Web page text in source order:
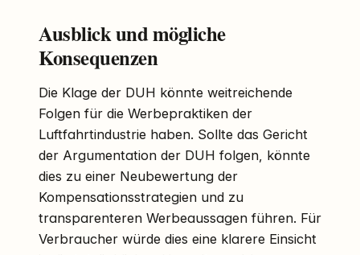
Ausblick und mögliche
Konsequenzen
Die Klage der DUH könnte weitreichende
Folgen für die Werbepraktiken der
Luftfahrtindustrie haben. Sollte das Gericht
der Argumentation der DUH folgen, könnte
dies zu einer Neubewertung der
Kompensationsstrategien und zu
transparenteren Werbeaussagen führen. Für
Verbraucher würde dies eine klarere Einsicht